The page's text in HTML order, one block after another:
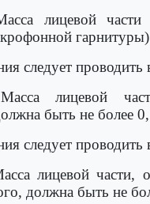
лицевой части
следует
лицевой
быть не более
следует
лицевой части,
должна быть не